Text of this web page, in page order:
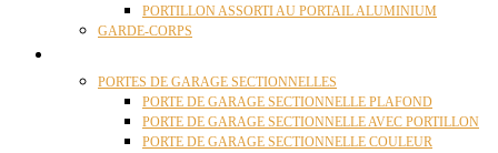
PORTILLON ASSORTI AU PORTAIL ALUMINIUM
GARDE-CORPS
PORTES DE GARAGE SECTIONNELLES
PORTE DE GARAGE SECTIONNELLE PLAFOND
PORTE DE GARAGE SECTIONNELLE AVEC PORTILLON
PORTE DE GARAGE SECTIONNELLE COULEUR